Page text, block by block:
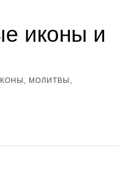
иконы и
МОЛИТВЫ,